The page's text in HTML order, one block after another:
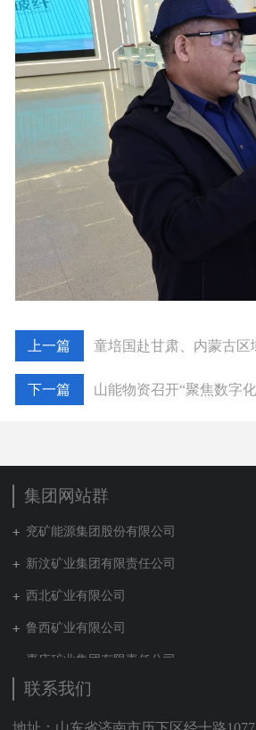
集团网站群
兖矿能源集团股份有限公司
新汶矿业集团有限责任公司
西北矿业有限公司
鲁西矿业有限公司
枣庄矿业集团有限责任公司
兖矿新疆能化有限公司
山东泰山地勘集团
联系我们